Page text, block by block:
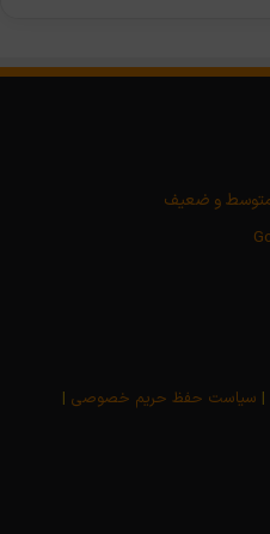
| سیاست حفظ حریم خصوصی |